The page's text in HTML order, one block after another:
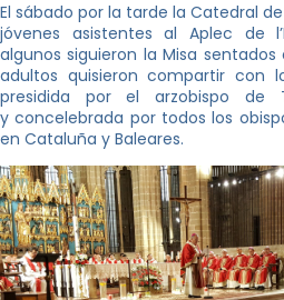
El sábado por la tarde la Catedral
jóvenes asistentes al Aplec de
algunos siguieron la Misa
adultos quisieron compartir con
presidida por el arzobispo de
y concelebrada por todos los
en Cataluña y Baleares.